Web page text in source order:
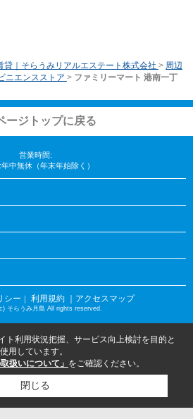
｜そらうみリアルエステート株式会社 > 周辺
ニエンスストア > ファミリーマート 港南一丁
ージトップに戻る
営業時間:
中無休（年末年始除く）
シー ｜ 利用規約 ｜アクセスマップ
そらうみ月島 All rights reserved.
ト利用状況把握、サービス向上検討を目的と
用しています。
扱いについて」 をご確認ください。
閉じる